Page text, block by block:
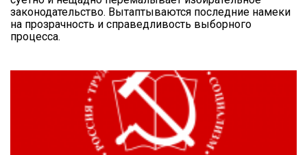
законодательство. Вытаптываются последние намеки
на прозрачность и справедливость выборного
процесса.